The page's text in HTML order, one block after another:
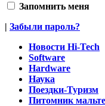
Запомнить меня
| Забыли пароль?
Новости Hi-Tech
Software
Hardware
Наука
Поездки-Туризм
Питомник